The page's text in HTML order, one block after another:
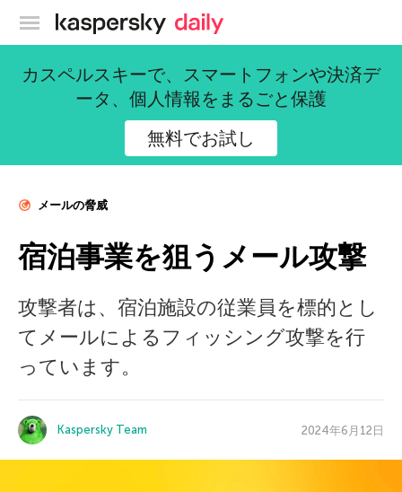
カスペルスキー公式ブログ
カスペルスキーで、スマートフォンや決済デ
ータ、個人情報をまるごと保護
無料でお試し
メールの脅威
宿泊事業を狙うメール攻撃
攻撃者は、宿泊施設の従業員を標的とし
てメールによるフィッシング攻撃を行
っています。
Kaspersky Team 2024年6月12日